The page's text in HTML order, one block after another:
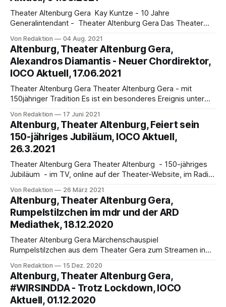
Theater Altenburg Gera Kay Kuntze - 10 Jahre
Generalintendant - Theater Altenburg Gera Das Theater
Thüringen) blickt auf eine große Tradition zurück: Im
ostthüringischen Altenburg jährte sich am 16. April die
Einweihung des ehemaligen Herzoglichen Hoftheater (1871
Von Redaktion 04 Aug. 2021
Altenburg, Theater Altenburg Gera,
Alexandros Diamantis - Neuer Chordirektor,
IOCO Aktuell, 17.06.2021
Theater Altenburg Gera Theater Altenburg Gera - mit
150jähriger Tradition Es ist ein besonderes Ereignis unter
jährte sich am 16. April 1871 die Einweihung des damaligen
Herzoglichen Hoftheater (1871 - 1914), des heutigen
Theater Altenburg zum 150. Mal. Obwohl das Theater
zurzeit aufgrund umfassender Sanierungsarbeiten
einerseits und
Von Redaktion 17 Juni 2021
Altenburg, Theater Altenburg, Feiert sein
150-jähriges Jubiläum, IOCO Aktuell,
26.3.2021
Theater Altenburg Gera Theater Altenburg - 150-jähriges
Jubiläum - im TV, online auf der Theater-Website, im Radio
Umständen: Im ostthüringischen Altenburg jährt sich am 16.
April 1871 die Einweihung des damaligen Herzoglichen
Hoftheater (1871 - 1914), des heutigen Theater Altenburg
zum 150. Mal. Obwohl
Von Redaktion 26 März 2021
Altenburg, Theater Altenburg Gera,
Rumpelstilzchen im mdr und der ARD
Mediathek, 18.12.2020
Theater Altenburg Gera Märchenschauspiel
Rumpelstilzchen aus dem Theater Gera zum Streamen in
Weihnachtszeit ein Muss: Die Märchenstücke am Theater
Altenburg Gera erfreuen jährlich hunderte Gäste. In diesem
Jahr wurde die zauberhafte und abenteuerliche Geschichte
Rumpelstilzchen aus der Feder der Brüder
Von Redaktion 15 Dez. 2020
Altenburg, Theater Altenburg Gera,
#WIRSINDDA - Trotz Lockdown, IOCO
Aktuell, 01.12.2020